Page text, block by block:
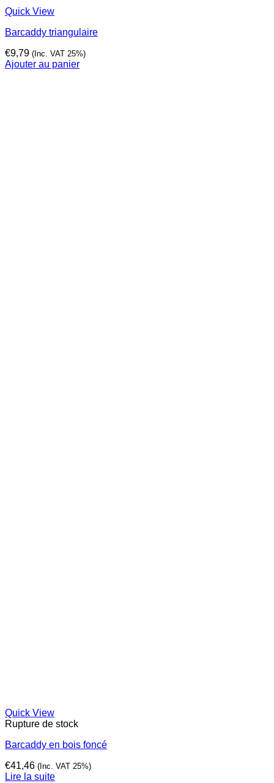
Quick View
Barcaddy triangulaire
€9,79 (Inc. VAT 25%)
Ajouter au panier
Quick View
Rupture de stock
Barcaddy en bois foncé
€41,46 (Inc. VAT 25%)
Lire la suite